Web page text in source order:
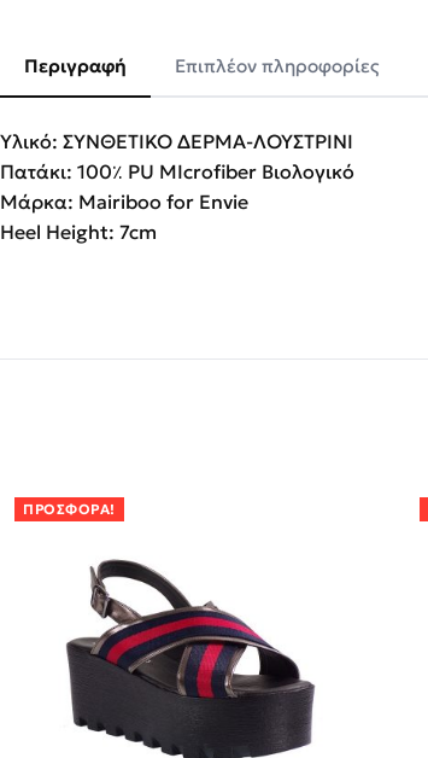
Περιγραφή Επιπλέον πληροφορίες
Υλικό: ΣΥΝΘΕΤΙΚΟ ΔΕΡΜΑ-ΛΟΥΣΤΡΙΝΙ
Πατάκι: 100٪ PU MIcrofiber Βιολογικό
Μάρκα: Mairiboo for Envie
Heel Height: 7cm
ΠΡΟΣΦΟΡΆ!